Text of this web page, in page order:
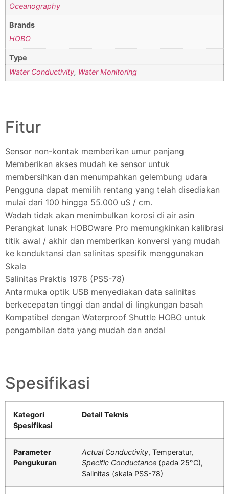
Oceanography
Brands
HOBO
Type
Water Conductivity, Water Monitoring
Fitur
Sensor non-kontak memberikan umur panjang
Memberikan akses mudah ke sensor untuk
membersihkan dan menumpahkan gelembung udara
Pengguna dapat memilih rentang yang telah disediakan
mulai dari 100 hingga 55.000 uS / cm.
Wadah tidak akan menimbulkan korosi di air asin
Perangkat lunak HOBOware Pro memungkinkan kalibrasi
titik awal / akhir dan memberikan konversi yang mudah
ke konduktansi dan salinitas spesifik menggunakan
Skala
Salinitas Praktis 1978 (PSS-78)
Antarmuka optik USB menyediakan data salinitas
berkecepatan tinggi dan andal di lingkungan basah
Kompatibel dengan Waterproof Shuttle HOBO untuk
pengambilan data yang mudah dan andal
Spesifikasi
Kategori
Spesifikasi
Detail Teknis
Parameter
Pengukuran
Actual Conductivity, Temperatur,
Specific Conductance (pada 25°C),
Salinitas (skala PSS-78)